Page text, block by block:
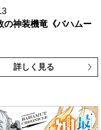
の神装機竜《バハムー
詳しく見る